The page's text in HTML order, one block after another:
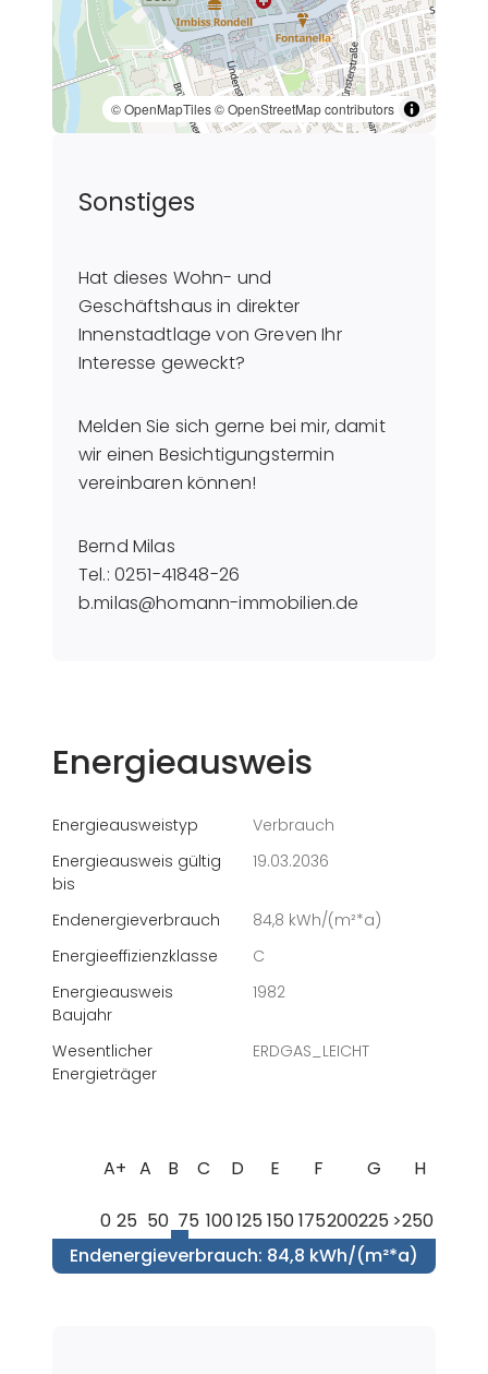
© OpenMapTiles© OpenStreetMap contributors
Sonstiges
Hat dieses Wohn- und
Geschäftshaus in direkter
Innenstadtlage von Greven Ihr
Interesse geweckt?
Melden Sie sich gerne bei mir, damit
wir einen Besichtigungstermin
vereinbaren können!
Bernd Milas
Tel.: 0251-41848-26
b.milas@homann-immobilien.de
Energieausweis
Energieausweistyp
Verbrauch
Energieausweis gültig
bis
19.03.2036
Endenergieverbrauch
84,8 kWh/(m²*a)
Energieeffizienzklasse
C
Energieausweis
Baujahr
1982
Wesentlicher
Energieträger
ERDGAS_LEICHT
A+ A B C D E F G H
0 25 50 75 100125 150175200225 >250
Endenergieverbrauch: 84,8 kWh/(m²*a)